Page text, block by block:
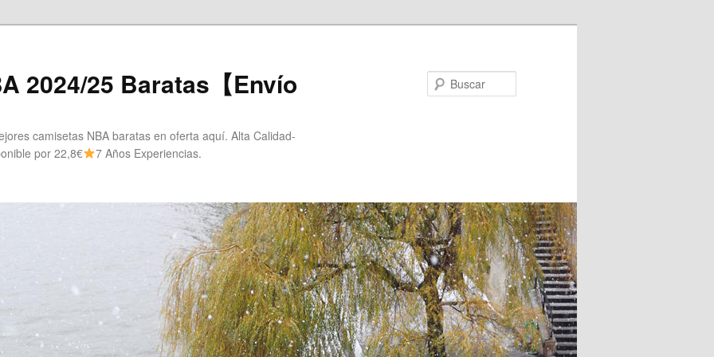
2024/25 Baratas【Envío
camisetas NBA baratas en oferta aquí. Alta Calidad-
por 22,8€
7 Años Experiencias.